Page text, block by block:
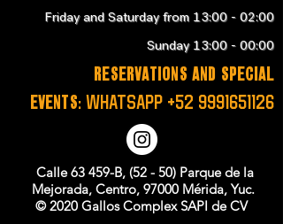
Friday and Saturday from 13:00 - 02:00
Sunday 13:00 - 00:00
RESERVATIONS and SPECIAL
EVENTS: WHATSAPP +52 9991651126
Calle 63 459-B, (52 - 50) Parque de la
Mejorada, Centro, 97000 Mérida, Yuc.
© 2020 Gallos Complex SAPI de CV